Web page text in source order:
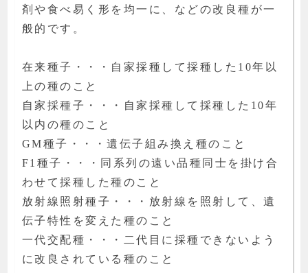
剤や食べ易く形を均一に、などの改良種が一
般的です。
在来種子・・・自家採種して採種した10年以
上の種のこと
自家採種子・・・自家採種して採種した10年
以内の種のこと
GM種子・・・遺伝子組み換え種のこと
F1種子・・・同系列の遠い品種同士を掛け合
わせて採種した種のこと
放射線照射種子・・・放射線を照射して、遺
伝子特性を変えた種のこと
一代交配種・・・二代目に採種できないよう
に改良されている種のこと